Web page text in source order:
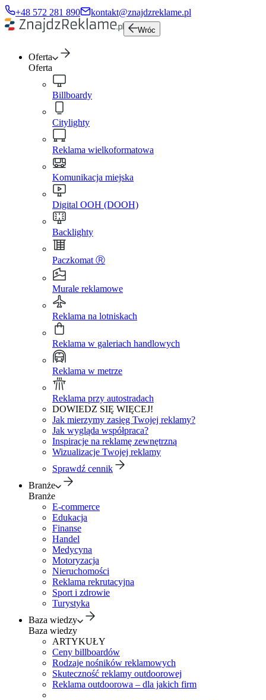
+48 572 281 890 kontakt@znajdzreklame.pl
Wróc
Oferta
Oferta
Billboardy
Citylighty
Reklama wielkoformatowa
Komunikacja miejska
Digital OOH (DOOH)
Backlighty
Paczkomat Ⓡ
Murale reklamowe
Reklama na lotniskach
Reklama w galeriach handlowych
Reklama w metrze
Reklama przy autostradach
DOWIEDZ SIĘ WIĘCEJ!
Jak mierzymy zasięg Twojej reklamy?
Jak wygląda współpraca?
Inspiracje na reklamę zewnętrzną
Wizualizacje Twojej reklamy
Sprawdź cennik
Branże
Branże
E-commerce
Edukacja
Finanse
Handel
Medycyna
Motoryzacja
Nieruchomości
Reklama rekrutacyjna
Sport i zdrowie
Turystyka
Baza wiedzy
Baza wiedzy
ARTYKUŁY
Ceny billboardów
Rodzaje nośników reklamowych
Skuteczność reklamy outdoorowej
Reklama outdoorowa – dla jakich firm